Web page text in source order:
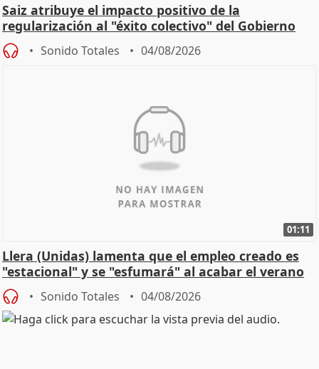
Saiz atribuye el impacto positivo de la
regularización al "éxito colectivo" del Gobierno
Sonido Totales 04/08/2026
01:11
Llera (Unidas) lamenta que el empleo creado es
"estacional" y se "esfumará" al acabar el verano
Sonido Totales 04/08/2026